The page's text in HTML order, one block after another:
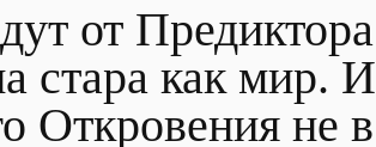
от
стара как мир.
Откровения не